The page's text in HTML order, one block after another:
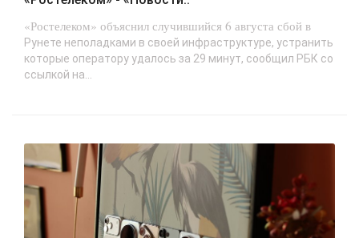
«Ростелеком» объяснил случившийся 6 августа сбой в
Рунете неполадками в своей инфраструктуре, устранить
которые оператору удалось за 29 минут, сообщил РБК со
ссылкой на...